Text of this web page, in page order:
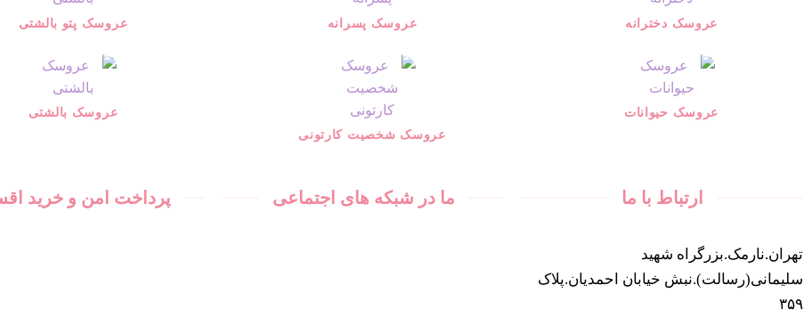
عروسک دخترانه عروسک پسرانه عروسک پتو بالشتی
عروسک حیوانات
عروسک شخصیت کارتونی
عروسک بالشتی
ارتباط با ما
تهران.نارمک.بزرگراه شهید
سلیمانی(رسالت).نبش خیابان احمدیان.پلاک
۳۵۹
ما در شبکه های اجتماعی پرداخت امن و خرید